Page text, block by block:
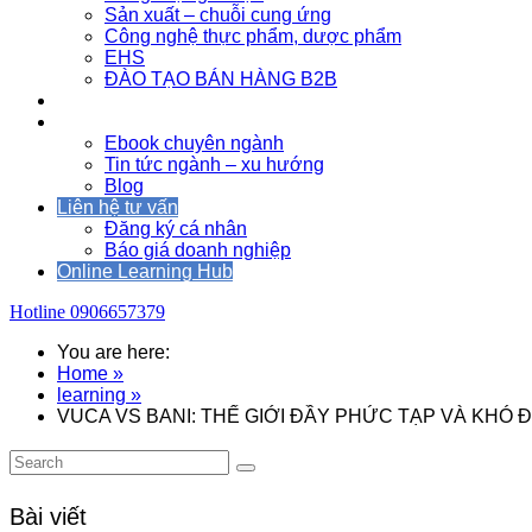
Sản xuất – chuỗi cung ứng
Công nghệ thực phẩm, dược phẩm
EHS
ĐÀO TẠO BÁN HÀNG B2B
Ebook chuyên ngành
Tin tức ngành – xu hướng
Blog
Liên hệ tư vấn
Đăng ký cá nhân
Báo giá doanh nghiệp
Online Learning Hub
Hotline 0906657379
You are here:
Home »
learning »
VUCA VS BANI: THẾ GIỚI ĐẦY PHỨC TẠP VÀ KHÓ
Bài viết